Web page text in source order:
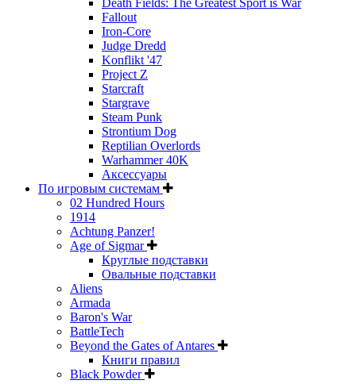
Death Fields: The Greatest Sport is War
Fallout
Iron-Core
Judge Dredd
Konflikt '47
Project Z
Starcraft
Stargrave
Steam Punk
Strontium Dog
Reptilian Overlords
Warhammer 40K
Аксессуары
По игровым системам
02 Hundred Hours
1914
Achtung Panzer!
Age of Sigmar
Круглые подставки
Овальные подставки
Aliens
Armada
Baron's War
BattleTech
Beyond the Gates of Antares
Книги правил
Black Powder